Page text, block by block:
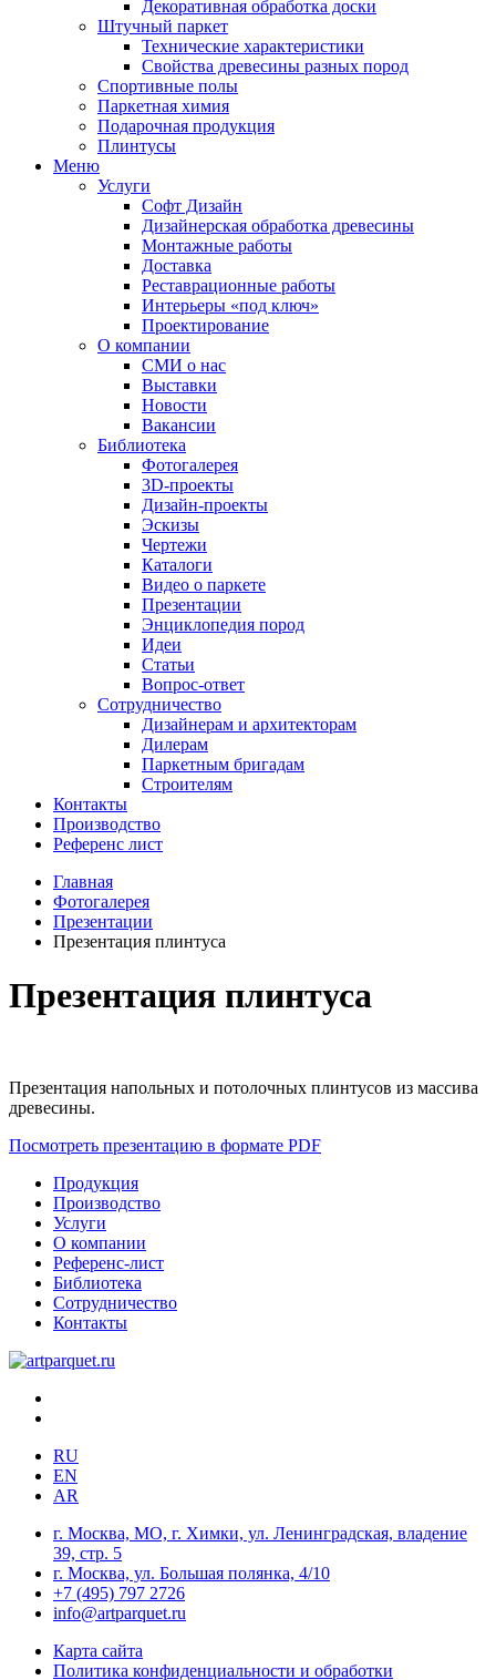
Декоративная обработка доски
Штучный паркет
Технические характеристики
Свойства древесины разных пород
Спортивные полы
Паркетная химия
Подарочная продукция
Плинтусы
Меню
Услуги
Софт Дизайн
Дизайнерская обработка древесины
Монтажные работы
Доставка
Реставрационные работы
Интерьеры «под ключ»
Проектирование
О компании
СМИ о нас
Выставки
Новости
Вакансии
Библиотека
Фотогалерея
3D-проекты
Дизайн-проекты
Эскизы
Чертежи
Каталоги
Видео о паркете
Презентации
Энциклопедия пород
Идеи
Статьи
Вопрос-ответ
Сотрудничество
Дизайнерам и архитекторам
Дилерам
Паркетным бригадам
Строителям
Контакты
Производство
Референс лист
Главная
Фотогалерея
Презентации
Презентация плинтуса
Презентация плинтуса
Презентация напольных и потолочных плинтусов из массива
древесины.
Посмотреть презентацию в формате PDF
Продукция
Производство
Услуги
О компании
Референс-лист
Библиотека
Сотрудничество
Контакты
RU
EN
AR
г. Москва, МО, г. Химки, ул. Ленинградская, владение
39, стр. 5
г. Москва, ул. Большая полянка, 4/10
+7 (495) 797 2726
info@artparquet.ru
Карта сайта
Политика конфиденциальности и обработки